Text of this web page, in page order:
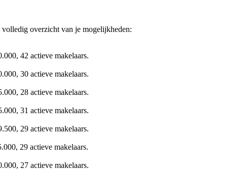
overzicht van je mogelijkheden:
42 actieve makelaars.
30 actieve makelaars.
28 actieve makelaars.
31 actieve makelaars.
29 actieve makelaars.
29 actieve makelaars.
27 actieve makelaars.